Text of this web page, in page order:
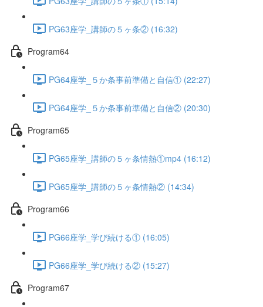
PG63座学_講師の５ヶ条② (16:32)
Program64
PG64座学_５か条事前準備と自信① (22:27)
PG64座学_５か条事前準備と自信② (20:30)
Program65
PG65座学_講師の５ヶ条情熱①mp4 (16:12)
PG65座学_講師の５ヶ条情熱② (14:34)
Program66
PG66座学_学び続ける① (16:05)
PG66座学_学び続ける② (15:27)
Program67